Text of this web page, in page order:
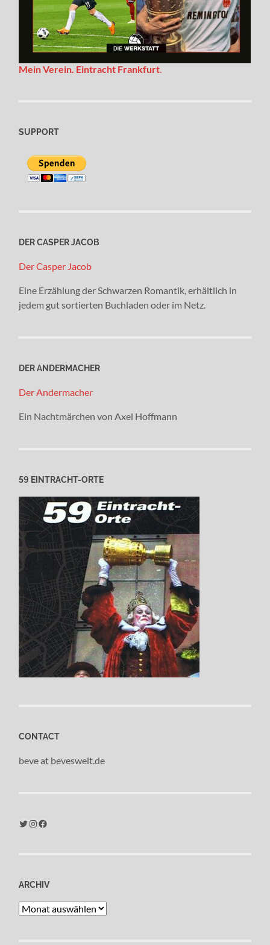
Mein Verein. Eintracht Frankfurt.
SUPPORT
DER CASPER JACOB
Der Casper Jacob
Eine Erzählung der Schwarzen Romantik, erhältlich in
jedem gut sortierten Buchladen oder im Netz.
DER ANDERMACHER
Der Andermacher
Ein Nachtmärchen von Axel Hoffmann
59 EINTRACHT-ORTE
CONTACT
beve at beveswelt.de
Twitter Instagram Facebook
ARCHIV
Archiv